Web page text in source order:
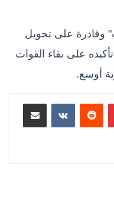
وقادرة على تحويل
على بقاء القوات
أوسع.
بينتيريست مشاركة عبر البريد